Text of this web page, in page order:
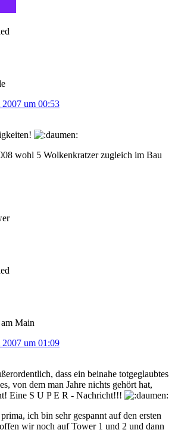
2007 um 00:53
wohl 5 Wolkenkratzer zugleich im Bau
Main
2007 um 01:09
dass ein beinahe totgeglaubtes
von dem man Jahre nichts gehört hat,
Eine S U P E R - Nachricht!!!
ich bin sehr gespannt auf den ersten
wir noch auf Tower 1 und 2 und dann